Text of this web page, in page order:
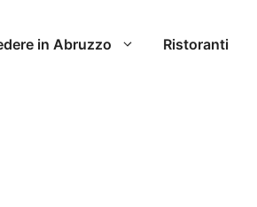
in Abruzzo Ristoranti